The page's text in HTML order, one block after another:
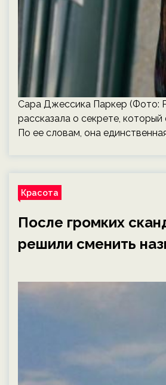
Сара Джессика Паркер (Фото:
рассказала о секрете,
По ее словам, она
Красота
После громких
решили сменить